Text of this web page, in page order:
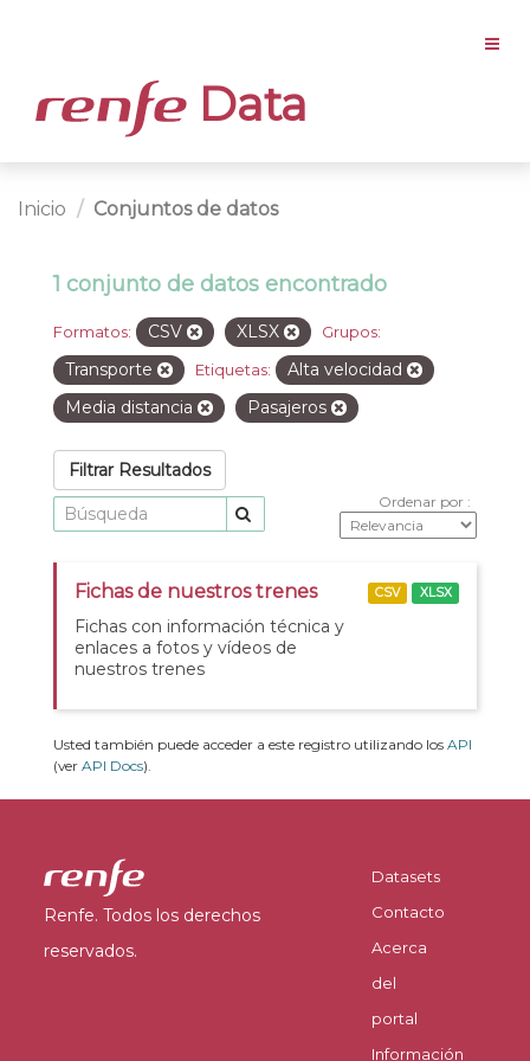
Data
Inicio Conjuntos de datos
1 conjunto de datos encontrado
Formatos: CSV XLSX Grupos:
Transporte Etiquetas:
Alta velocidad
Media distancia
Pasajeros
Filtrar Resultados
Ordenar por
Fichas de nuestros trenes
Fichas con información técnica y
enlaces a fotos y vídeos de
nuestros trenes
CSV XLSX
Usted también puede acceder a este registro utilizando los API
(ver API Docs).
Renfe. Todos los derechos
reservados.
Datasets
Contacto
Acerca
del
portal
Información